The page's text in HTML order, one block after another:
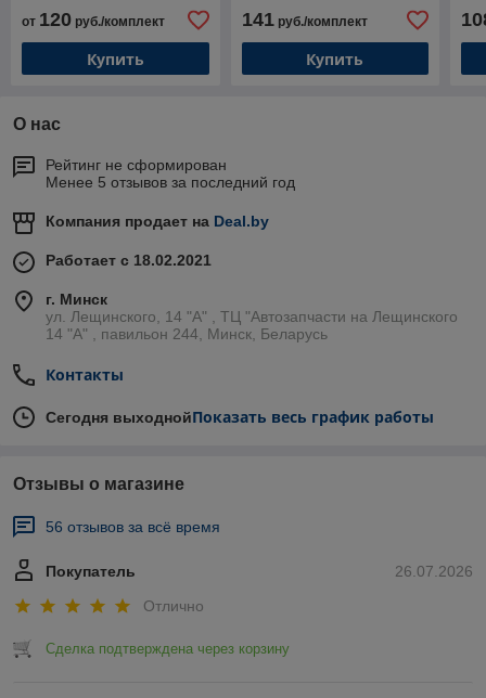
от 120 руб./комплект
Купить
Патфайндер (Frogum)
141руб./комплект
Купить
О нас
Рейтинг не сформирован
Менее 5 отзывов за последний год
Компания продает на Deal.by
Работает с 18.02.2021
г. Минск
ул. Лещинского, 14 "А" , ТЦ "Автозапчасти на Лещинcкого
14 "A" , павильон 244, Минск, Беларусь
Контакты
Сегодня выходнойПоказать весь график работы
Отзывы о магазине
56 отзывов за всё время
26.07.2026
Покупатель
Отлично
Сделка подтверждена через корзину